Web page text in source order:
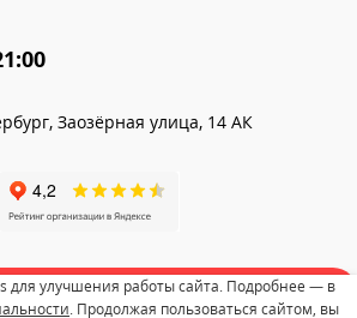
для улучшения работы сайта. Подробнее — в
. Продолжая пользоваться сайтом, вы
Заозёрная улица, 14 АК